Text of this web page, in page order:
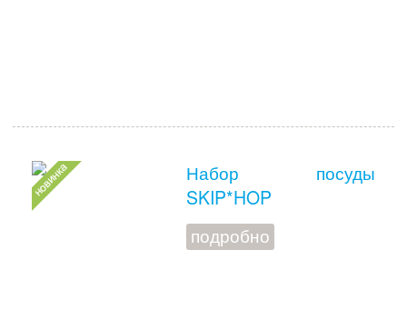
Набор посуды
SKIP*HOP
подробно